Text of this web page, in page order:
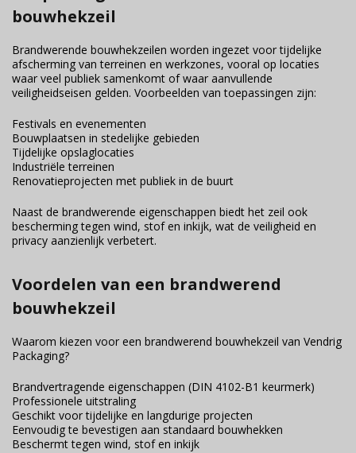
bouwhekzeil
Brandwerende bouwhekzeilen worden ingezet voor tijdelijke
afscherming van terreinen en werkzones, vooral op locaties
waar veel publiek samenkomt of waar aanvullende
veiligheidseisen gelden. Voorbeelden van toepassingen zijn:
Festivals en evenementen
Bouwplaatsen in stedelijke gebieden
Tijdelijke opslaglocaties
Industriële terreinen
Renovatieprojecten met publiek in de buurt
Naast de brandwerende eigenschappen biedt het zeil ook
bescherming tegen wind, stof en inkijk, wat de veiligheid en
privacy aanzienlijk verbetert.
Voordelen van een brandwerend
bouwhekzeil
Waarom kiezen voor een brandwerend bouwhekzeil van Vendrig
Packaging?
Brandvertragende eigenschappen (DIN 4102-B1 keurmerk)
Professionele uitstraling
Geschikt voor tijdelijke en langdurige projecten
Eenvoudig te bevestigen aan standaard bouwhekken
Beschermt tegen wind, stof en inkijk